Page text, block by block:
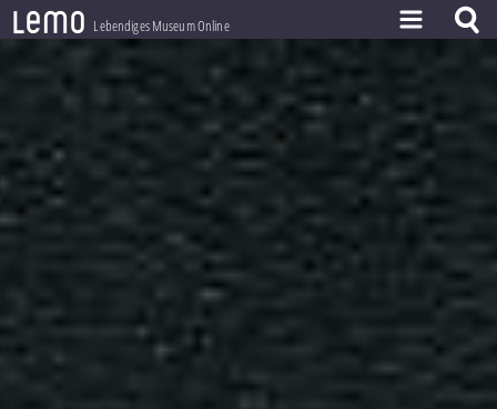
lemo Lebendiges Museum Online
ZEITSTRAHL
THEMEN
ZEITZEUGEN
BESTAND